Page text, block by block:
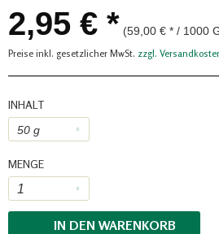
2,95 € * (59,00 € * / 1000
Preise inkl. gesetzlicher MwSt. zzgl.
INHALT
MENGE
IN DEN WARENKORB